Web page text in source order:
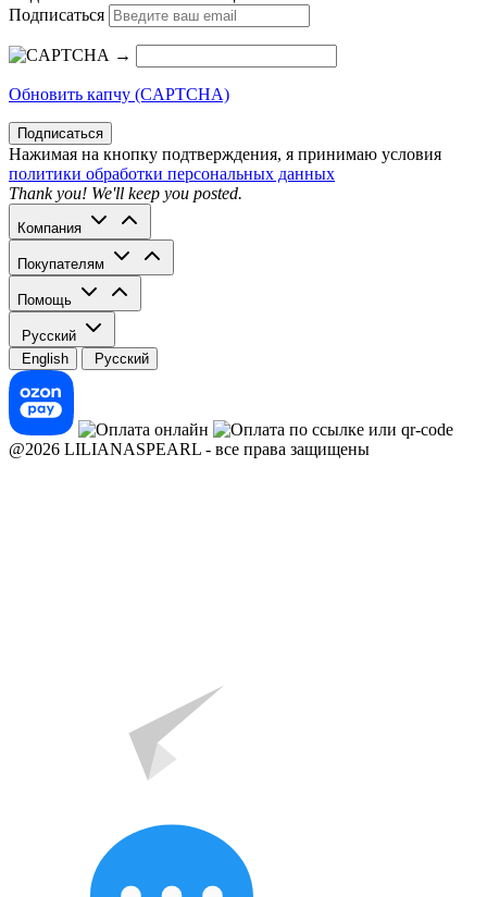
Подписаться
→
Обновить капчу (CAPTCHA)
Подписаться
Нажимая на кнопку подтверждения, я принимаю условия
политики обработки персональных данных
Thank you! We'll keep you posted.
Компания
Покупателям
Помощь
Русский
English
Русский
@2026 LILIANASPEARL - все права защищены